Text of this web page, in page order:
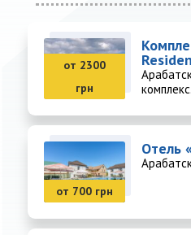
от 2300
грн
комплекс.
от 700 грн
Отель